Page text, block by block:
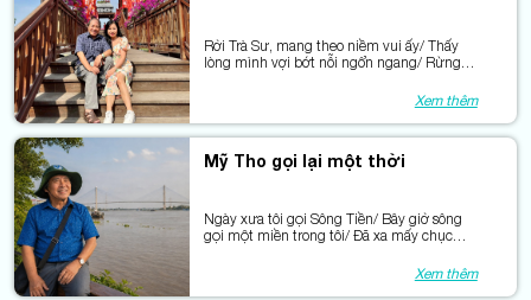
Rời Trà Sư, mang theo niềm vui ấy/ Thấy
lòng mình vợi bớt nỗi ngổn ngang/ Rừng ở
Xem thêm
Mỹ Tho gọi lại một thời
Ngày xưa tôi gọi Sông Tiền/ Bây giờ sông
gọi một miền trong tôi/ Đã xa mấy chục
Xem thêm